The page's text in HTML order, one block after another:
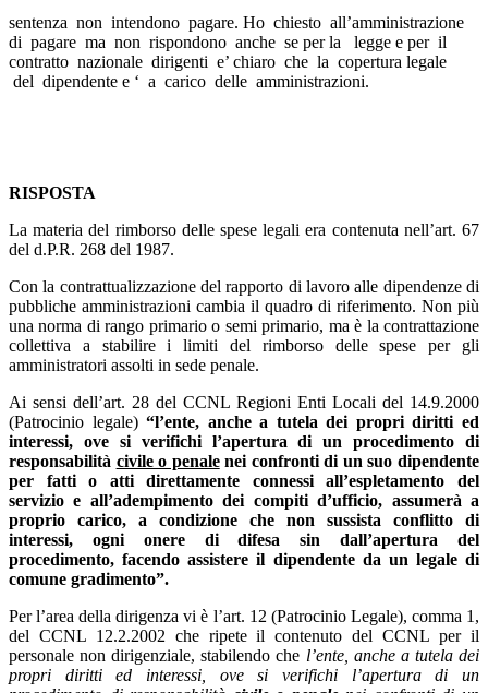
sentenza non intendono pagare. Ho chiesto all’amministrazione
di pagare ma non rispondono anche se per la legge e per il
contratto nazionale dirigenti e’ chiaro che la copertura legale
del dipendente e ‘ a carico delle amministrazioni.
RISPOSTA
La materia del rimborso delle spese legali era contenuta nell’art. 67
del d.P.R. 268 del 1987.
Con la contrattualizzazione del rapporto di lavoro alle dipendenze di
pubbliche amministrazioni cambia il quadro di riferimento. Non più
una norma di rango primario o semi primario, ma è la contrattazione
collettiva a stabilire i limiti del rimborso delle spese per gli
amministratori assolti in sede penale.
Ai sensi dell’art. 28 del CCNL Regioni Enti Locali del 14.9.2000
(Patrocinio legale)“l’ente, anche a tutela dei propri diritti ed
interessi, ove si verifichi l’apertura di un procedimento di
responsabilità civile o penalenei confronti di un suo dipendente
per fatti o atti direttamente connessi all’espletamento del
servizio e all’adempimento dei compiti d’ufficio, assumerà a
proprio carico, a condizione che non sussista conflitto di
interessi, ogni onere di difesa sin dall’apertura del
procedimento, facendo assistere il dipendente da un legale di
comune gradimento”.
Per l’area della dirigenza vi è l’art. 12 (Patrocinio Legale), comma 1,
del CCNL 12.2.2002 che ripete il contenuto del CCNL per il
personale non dirigenziale, stabilendo che l’ente, anche a tutela dei
propri diritti ed interessi, ove si verifichi l’apertura di un